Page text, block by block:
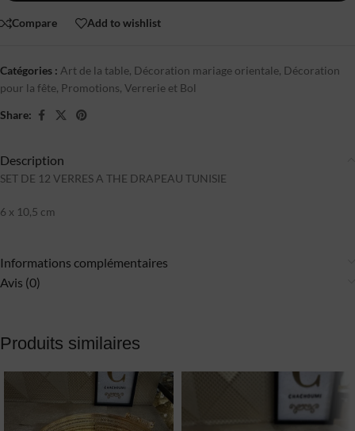
Compare Add to wishlist
Catégories : Art de la table, Décoration mariage orientale, Décoration
pour la fête, Promotions, Verrerie et Bol
Share:
Description
SET DE 12 VERRES A THE DRAPEAU TUNISIE
6 x 10,5 cm
Informations complémentaires
Avis (0)
Produits similaires